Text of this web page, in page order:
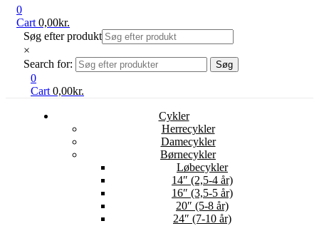
0
Cart 0,00kr.
Søg efter produkt
×
Search for:
Søg
0
Cart 0,00kr.
Cykler
Herrecykler
Damecykler
Børnecykler
Løbecykler
14″ (2,5-4 år)
16″ (3,5-5 år)
20″ (5-8 år)
24″ (7-10 år)